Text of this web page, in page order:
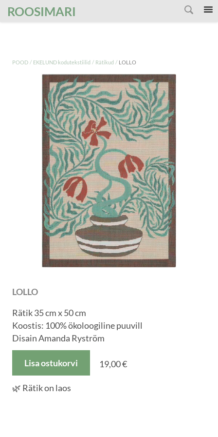
ROOSIMARI
POOD / EKELUND kodutekstiilid / Rätikud / LOLLO
LOLLO
Rätik 35 cm x 50 cm
Koostis: 100% ökoloogiline puuvill
Disain Amanda Ryström
Lisa ostukorvi 19,00 €
🌿 Rätik on laos